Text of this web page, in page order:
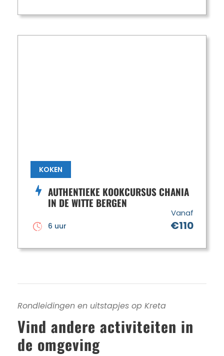
KOKEN
AUTHENTIEKE KOOKCURSUS CHANIA
IN DE WITTE BERGEN
Vanaf
€110
6 uur
Rondleidingen en uitstapjes op Kreta
Vind andere activiteiten in
de omgeving